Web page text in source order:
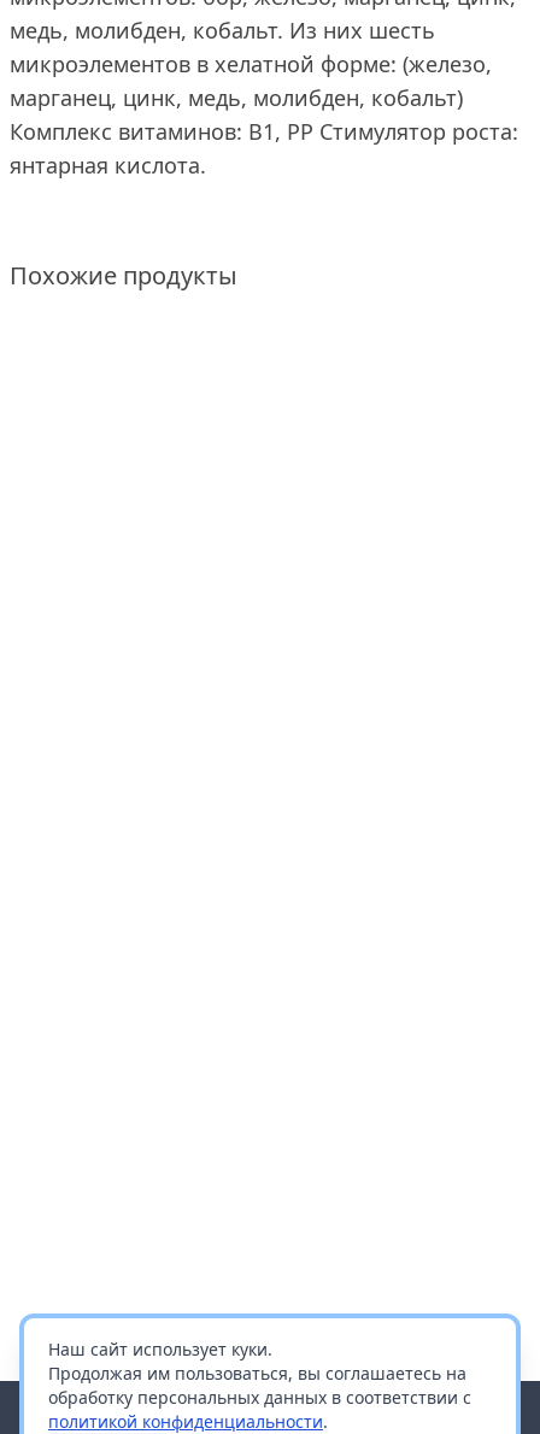
медь, молибден, кобальт. Из них шесть
микроэлементов в хелатной форме: (железо,
марганец, цинк, медь, молибден, кобальт)
Комплекс витаминов: B1, PP Стимулятор роста:
янтарная кислота.
Похожие продукты
Наш сайт использует куки.
Продолжая им пользоваться, вы соглашаетесь на
обработку персональных данных в соответствии с
политикой конфиденциальности.